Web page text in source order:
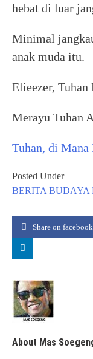
hebat di luar
Minimal
anak muda itu.
Elieezer, Tuhan
Merayu Tuhan
Tuhan, di Mana
Posted Under
BERITA BUDAYA
Share on facebook
About Mas